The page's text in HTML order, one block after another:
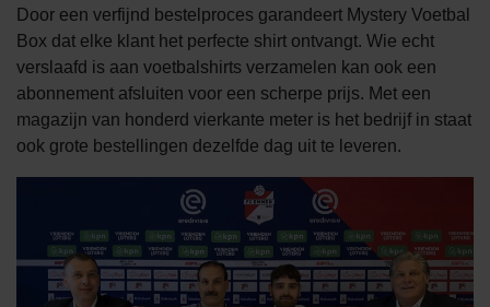
Door een verfijnd bestelproces garandeert Mystery Voetbal
Box dat elke klant het perfecte shirt ontvangt. Wie echt
verslaafd is aan voetbalshirts verzamelen kan ook een
abonnement afsluiten voor een scherpe prijs. Met een
magazijn van honderd vierkante meter is het bedrijf in staat
ook grote bestellingen dezelfde dag uit te leveren.